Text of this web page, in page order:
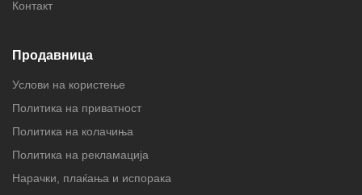
Контакт
Продавница
Услови на користење
Политика на приватност
Политика на колачиња
Политика на рекламација
Нарачки, плаќања и испорака